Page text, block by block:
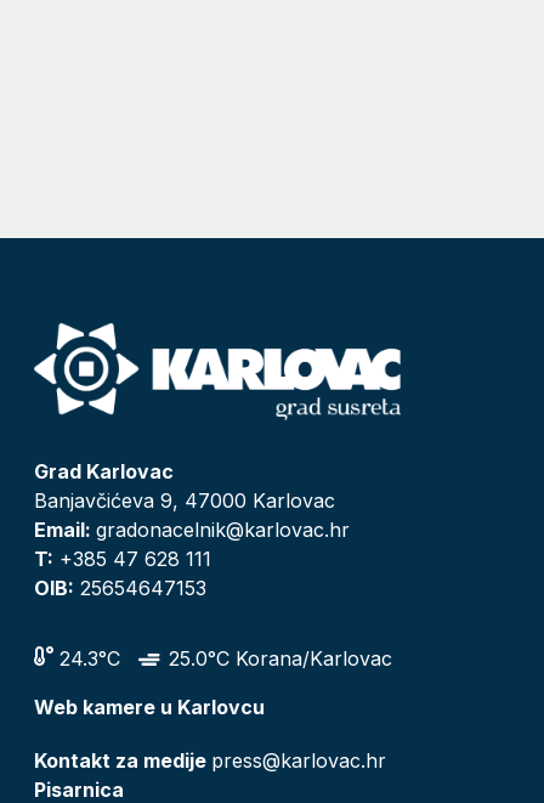
Grad Karlovac
Banjavčićeva 9, 47000 Karlovac
Email: gradonacelnik@karlovac.hr
T: +385 47 628 111
OIB: 25654647153
24.3°C
25.0°C Korana/Karlovac
Web kamere u Karlovcu
Kontakt za medije press@karlovac.hr
Pisarnica